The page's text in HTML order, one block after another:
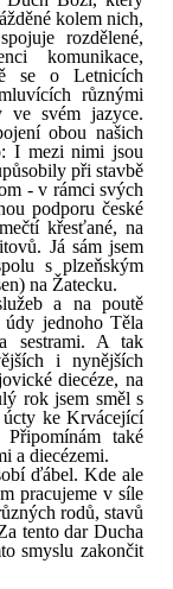
kolem nich,
rozdělené,
komunikace,
se o Letnicích
různými
svém jazyce.
obou našich
I mezi nimi jsou
při stavbě
- v rámci svých
podporu české
křesťané, na
Já sám jsem
s plzeňským
na Žatecku.
a na poutě
jednoho Těla
sestrami. A tak
i nynějších
diecéze, na
rok jsem směl s
ke Krvácející
také
a diecézemi.
ďábel. Kde ale
pracujeme v síle
rodů, stavů
tento dar Ducha
smyslu zakončit